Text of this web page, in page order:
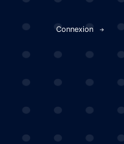
Connexion